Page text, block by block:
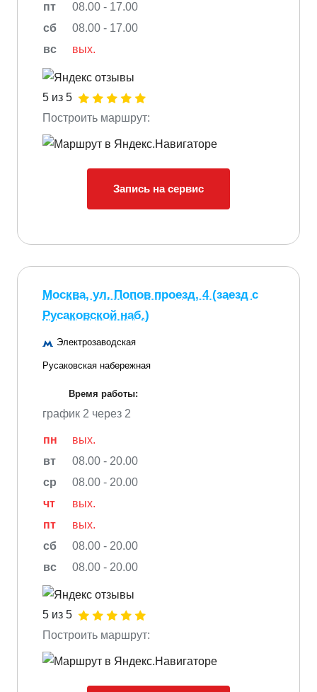
пт
08.00 - 17.00
сб
08.00 - 17.00
вс
вых.
5 из 5
Построить маршрут:
Запись на сервис
Москва, ул. Попов проезд, 4 (заезд с
Русаковской наб.)
Электрозаводская
Русаковская набережная
Время работы:
график 2 через 2
пн
вых.
вт
08.00 - 20.00
ср
08.00 - 20.00
чт
вых.
пт
вых.
сб
08.00 - 20.00
вс
08.00 - 20.00
5 из 5
Построить маршрут: